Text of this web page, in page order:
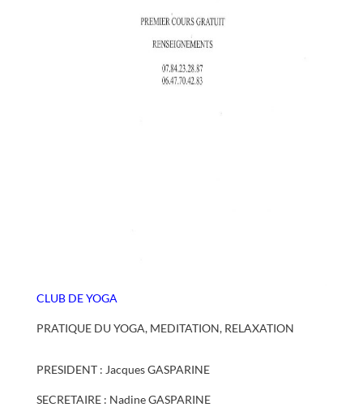
CLUB DE YOGA
PRATIQUE DU YOGA, MEDITATION, RELAXATION
PRESIDENT : Jacques GASPARINE
SECRETAIRE : Nadine GASPARINE